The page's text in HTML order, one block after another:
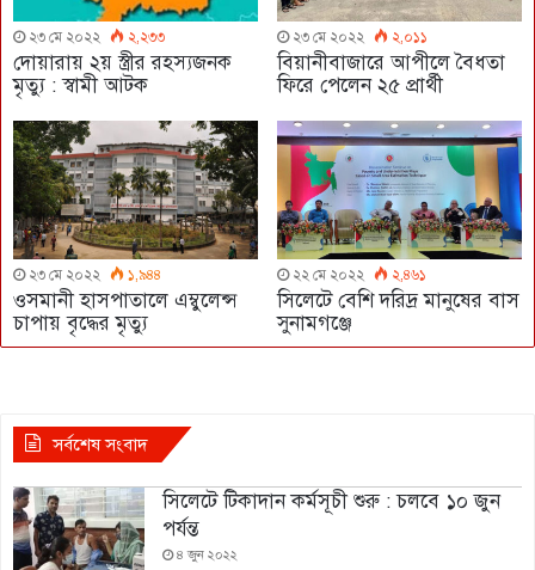
২৩ মে ২০২২ ২,২৩৩
দোয়ারায় ২য় স্ত্রীর রহস্যজনক
মৃত্যু : স্বামী আটক
২৩ মে ২০২২ ২,০১১
বিয়ানীবাজারে আপীলে বৈধতা
ফিরে পেলেন ২৫ প্রার্থী
২৩ মে ২০২২ ১,৯৪৪
ওসমানী হাসপাতালে এম্বুলেন্স
চাপায় বৃদ্ধের মৃত্যু
২২ মে ২০২২ ২,৪৬১
সিলেটে বেশি দরিদ্র মানুষের বাস
সুনামগঞ্জে
সর্বশেষ সংবাদ
সিলেটে টিকাদান কর্মসূচী শুরু : চলবে ১০ জুন
পর্যন্ত
৪ জুন ২০২২